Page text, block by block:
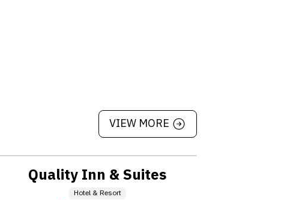
VIEW MORE
Location: Extra Charge
Quality Inn & Suites
Hotel & Resort